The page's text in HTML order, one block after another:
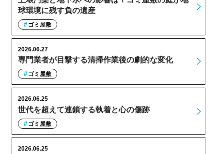
球環境に残す負の遺産
ゴミ屋敷
専門業者が目撃する清掃作業後の劇的な変化
2026.06.27
ゴミ屋敷
世代を超えて連鎖する執着と心の傷跡
2026.06.25
ゴミ屋敷
2026.06.25